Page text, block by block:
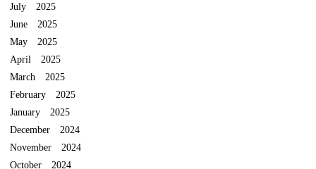
July 2025
June 2025
May 2025
April 2025
March 2025
February 2025
January 2025
December 2024
November 2024
October 2024